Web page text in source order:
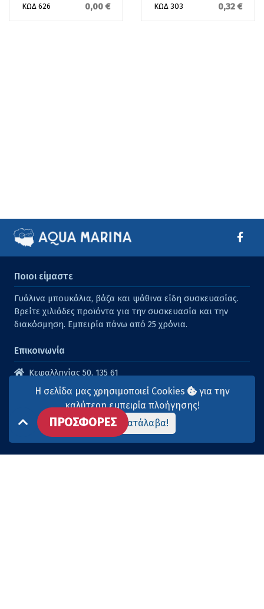
ΚΩΔ 626 0,00 € ΚΩΔ 303 0,32 €
Ποιοι είμαστε
Γυάλινα μπουκάλια, βάζα και ψάθινα είδη συσκευασίας.
Βρείτε χιλιάδες προϊόντα για την συσκευασία και την
διακόσμηση. Εμπειρία πάνω από 25 χρόνια.
Επικοινωνία
Κεφαλληνίας 50, 135 61
Άγιοι Ανάργυροι
210 2614316
210 2615904
info@aqua-marina.gr
ΠΡΟΣΦΟΡΕΣ
Η σελίδα μας χρησιμοποιεί Cookies
για την
καλύτερη εμπειρία πλοήγησης!
Το κατάλαβα!